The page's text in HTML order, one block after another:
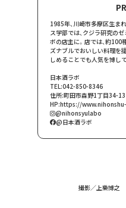
1985年、川崎市多摩区生ま
ス学部では、クジラ研究の
ボの店主に。店では、約100
ズナブルでおいしい料理を
しめることでも人気を博し
日本酒ラボ
TEL:042-850-8346
住所:町田市森野1丁目34-
HP:https://
@nihonsyulabo
@日本酒ラボ
撮影／上樂博之